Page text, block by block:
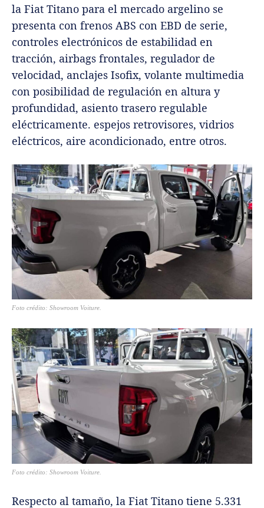
la Fiat Titano para el mercado argelino se
presenta con frenos ABS con EBD de serie,
controles electrónicos de estabilidad en
tracción, airbags frontales, regulador de
velocidad, anclajes Isofix, volante multimedia
con posibilidad de regulación en altura y
profundidad, asiento trasero regulable
eléctricamente. espejos retrovisores, vidrios
eléctricos, aire acondicionado, entre otros.
Foto crédito: Showroom Voiture.
Foto crédito: Showroom Voiture.
Respecto al tamaño, la Fiat Titano tiene 5.331